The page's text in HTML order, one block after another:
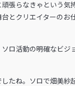
張らなきゃという気
とクリエイターのお
ソロ活動の明確なビ
たね。ソロで畑美紗